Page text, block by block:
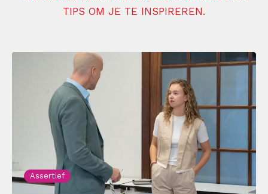
TIPS OM JE TE INSPIREREN.
Assertief